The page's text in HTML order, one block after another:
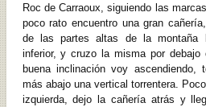
Roc de Carraoux, siguiendo las
poco rato encuentro una gran
de las partes altas de la montaña
inferior, y cruzo la misma por debajo
buena inclinación voy ascendiendo,
más abajo una vertical torrentera.
izquierda, dejo la cañería atrás y